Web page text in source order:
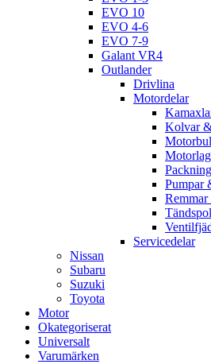
EVO 10
EVO 4-6
EVO 7-9
Galant VR4
Outlander
Drivlina
Motordelar
Kolvar
Pumpar
Servicedelar
Nissan
Subaru
Suzuki
Toyota
Motor
Okategoriserat
Universalt
Varumärken